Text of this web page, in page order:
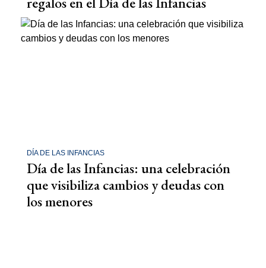
DÍA DE LAS INFANCIAS
Día de las Infancias: una celebración
que visibiliza cambios y deudas con
los menores